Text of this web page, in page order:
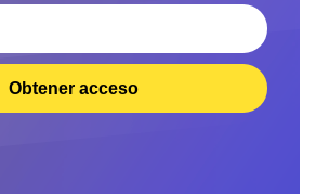
Obtener acceso